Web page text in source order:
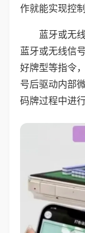
作就能实现控
蓝牙或无
蓝牙或无线信
好牌型等指令
号后驱动内部
码牌过程中进